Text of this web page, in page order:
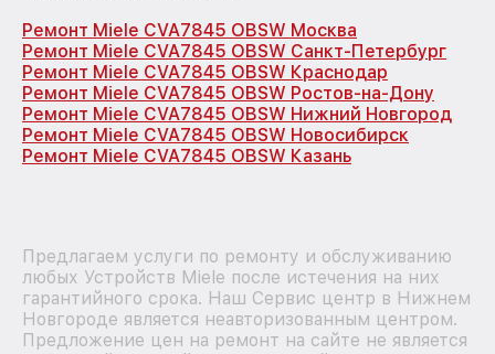
Ремонт Miele CVA7845 OBSW Москва
Ремонт Miele CVA7845 OBSW Санкт-Петербург
Ремонт Miele CVA7845 OBSW Краснодар
Ремонт Miele CVA7845 OBSW Ростов-на-Дону
Ремонт Miele CVA7845 OBSW Нижний Новгород
Ремонт Miele CVA7845 OBSW Новосибирск
Ремонт Miele CVA7845 OBSW Казань
Предлагаем услуги по ремонту и обслуживанию
любых Устройств Miele после истечения на них
гарантийного срока. Наш Сервис центр в Нижнем
Новгороде является неавторизованным центром.
Предложение цен на ремонт на сайте не является